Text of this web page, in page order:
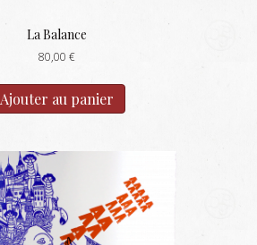
La Balance
80,00 €
Ajouter au panier